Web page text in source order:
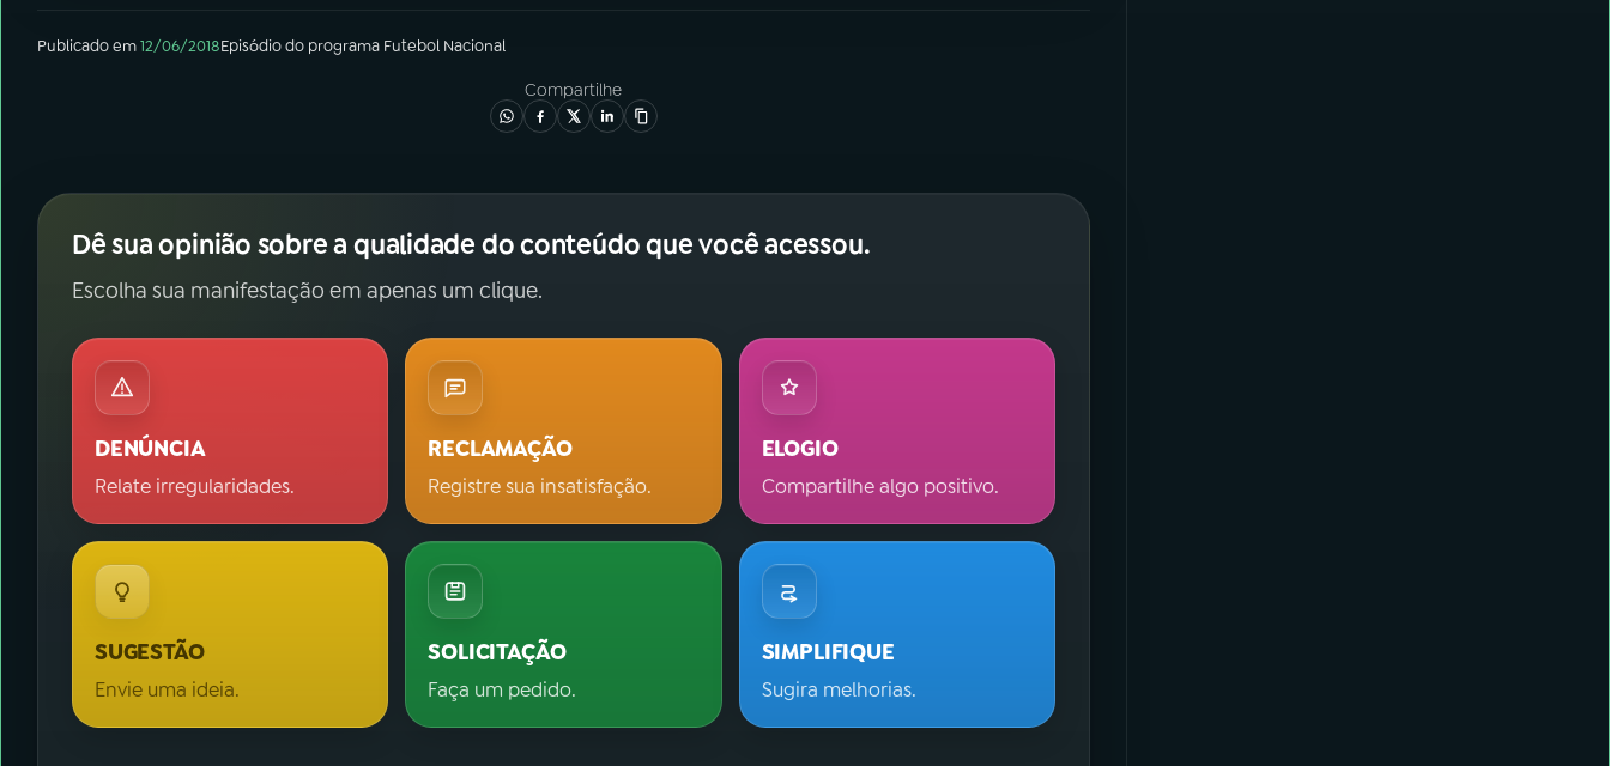
Publicado em12/06/2018Episódiodo programa Futebol Nacional
Compartilhe
Dê sua opinião sobre a qualidade do conteúdo que você acessou.
Escolha sua manifestação em apenas um clique.
DENÚNCIA
Relate irregularidades.
RECLAMAÇÃO
Registre sua insatisfação.
ELOGIO
Compartilhe algo positivo.
SUGESTÃO
Envie uma ideia.
SOLICITAÇÃO
Faça um pedido.
SIMPLIFIQUE
Sugira melhorias.